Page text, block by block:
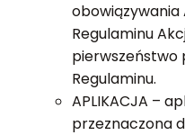
obowiązywania
Regulaminu
pierwszeństwo
Regulaminu.
APLIKACJA –
przeznaczona